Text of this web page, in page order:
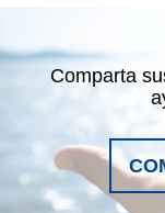
Comparta